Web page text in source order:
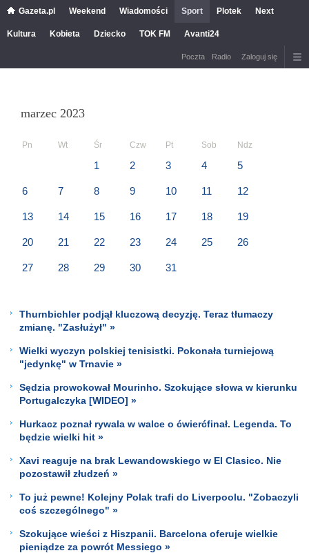
Gazeta.pl Weekend Wiadomości Sport Plotek Next
Kultura Kobieta Dziecko TOK FM Avanti24
Poczta Radio Zaloguj się
marzec 2023
Pn Wt Śr Czw Pt Sob Ndz
1 2 3 4 5
6 7 8 9 10 11 12
13 14 15 16 17 18 19
20 21 22 23 24 25 26
27 28 29 30 31
Thurnbichler podjął kluczową decyzję. Teraz tłumaczy
zmianę. "Zasłużył" »
Wielki wyczyn polskiej tenisistki. Pokonała turniejową
"jedynkę" w Trnavie »
Sędzia prowokował Mourinho. Szokujące słowa w kierunku
Portugalczyka [WIDEO] »
Hurkacz poznał rywala w walce o ćwierćfinał. Legenda. To
będzie wielki hit »
Xavi reaguje na brak Lewandowskiego w El Clasico. Nie
pozostawił złudzeń »
To już pewne! Kolejny Polak trafi do Liverpoolu. "Zobaczyli
coś szczególnego" »
Szokujące wieści z Hiszpanii. Barcelona oferuje wielkie
pieniądze za powrót Messiego »